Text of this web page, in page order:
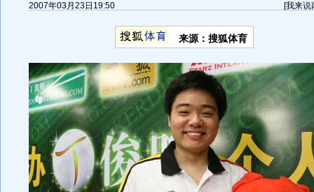
2007年03月23日19:50 [我来说
来源：搜狐体育